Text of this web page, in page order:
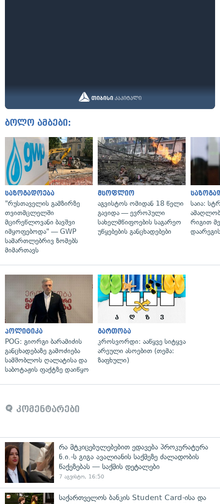
ბოლო ამბები:
საზოგადოება
"რუსთაველის გამზირზე
თვითმცლელში
მცირეწლოვანი ბავშვი
იმყოფებოდა" — GWP
სამართლებრივ ზომებს
მიმართავს
მსოფლიო
აგვისტოს ომიდან 18 წელი
გავიდა — ევროპული
სახელმწიფოების საგარეო
უწყებების განცხადებები
საია:
რიგით
პოლიტიკა
POG: გიორგი ბარამიძის
განცხადებაზე გამოძიება
სამშობლოს ღალატისა და
საბოტაჟის ფაქტზე დაიწყო
გართობა
კროსვორდი: ააწყვე სიტყვა
არეული ასოებით (თემა:
ზაფხული)
კომენტარები
რა მტკიცებულებებით ედავება პროკურატურა
ნ.ი.-ს გიგა ავალიანის საქმეზე ძალადობის
წაქეზებას — საქმის დეტალები
7 აგვისტო, 16:50
საქართველოს ბანკის Student Card-ისა და